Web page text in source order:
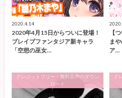
2020.4.14
2020年4月15日からついに登場！
ブレイブファンタジア新キャラ
「空想の巫女…
【
ま
ア…
クレジットフリー・無料音声のダウン
ロード
ク